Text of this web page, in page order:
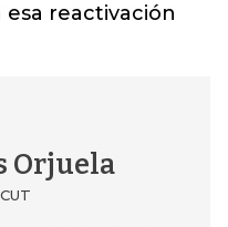
reactivación
Orjuela